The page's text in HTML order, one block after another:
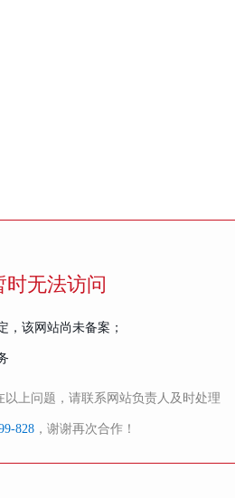
时无法访问
，该网站尚未备案；
上问题，请联系网站负责人及时处理
828 ，谢谢再次合作！